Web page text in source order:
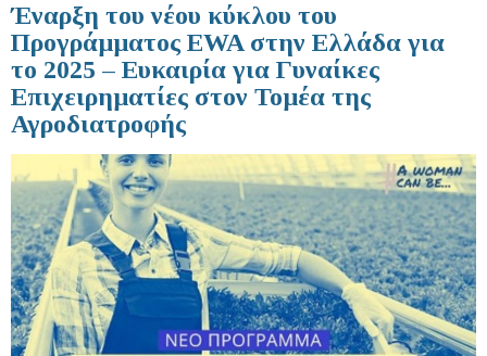
Έναρξη τoυ νέου κύκλου του
Προγράμματος EWA στην Ελλάδα για
το 2025 – Ευκαιρία για Γυναίκες
Επιχειρηματίες στον Τομέα της
Αγροδιατροφής